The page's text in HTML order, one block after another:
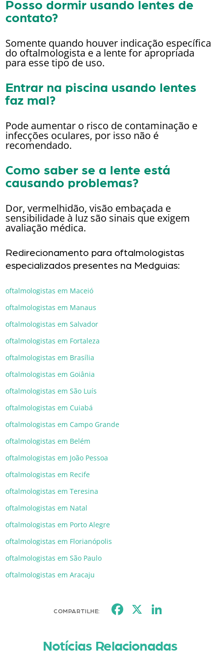
Posso dormir usando lentes de
contato?
Somente quando houver indicação específica
do oftalmologista e a lente for apropriada
para esse tipo de uso.
Entrar na piscina usando lentes
faz mal?
Pode aumentar o risco de contaminação e
infecções oculares, por isso não é
recomendado.
Como saber se a lente está
causando problemas?
Dor, vermelhidão, visão embaçada e
sensibilidade à luz são sinais que exigem
avaliação médica.
Redirecionamento para oftalmologistas
especializados presentes na Medguias:
oftalmologistas em Maceió
oftalmologistas em Manaus
oftalmologistas em Salvador
oftalmologistas em Fortaleza
oftalmologistas em Brasília
oftalmologistas em Goiânia
oftalmologistas em São Luís
oftalmologistas em Cuiabá
oftalmologistas em Campo Grande
oftalmologistas em Belém
oftalmologistas em João Pessoa
oftalmologistas em Recife
oftalmologistas em Teresina
oftalmologistas em Natal
oftalmologistas em Porto Alegre
oftalmologistas em Florianópolis
oftalmologistas em São Paulo
oftalmologistas em Aracaju
COMPARTILHE: Facebook
X
Notícias Relacionadas